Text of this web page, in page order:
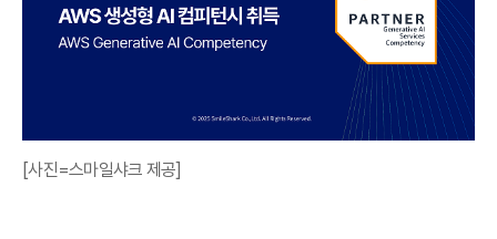
[사진=스마일샤크 제공]